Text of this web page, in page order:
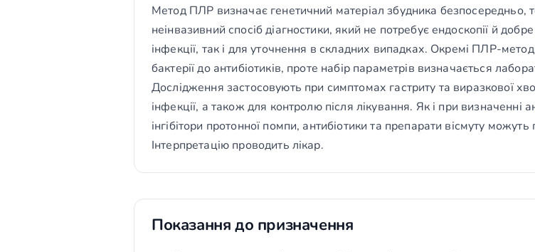
Метод ПЛР визначає генетичний матеріал збудника безпосередньо,
неінвазивний спосіб діагностики, який не потребує ендоскопії й
інфекції, так і для уточнення в складних випадках. Окремі ПЛР-
бактерії до антибіотиків, проте набір параметрів визначається
Дослідження застосовують при симптомах гастриту та виразкової
інфекції, а також для контролю після лікування. Як і при визначенні
інгібітори протонної помпи, антибіотики та препарати вісмуту
Інтерпретацію проводить лікар.
Показання до призначення